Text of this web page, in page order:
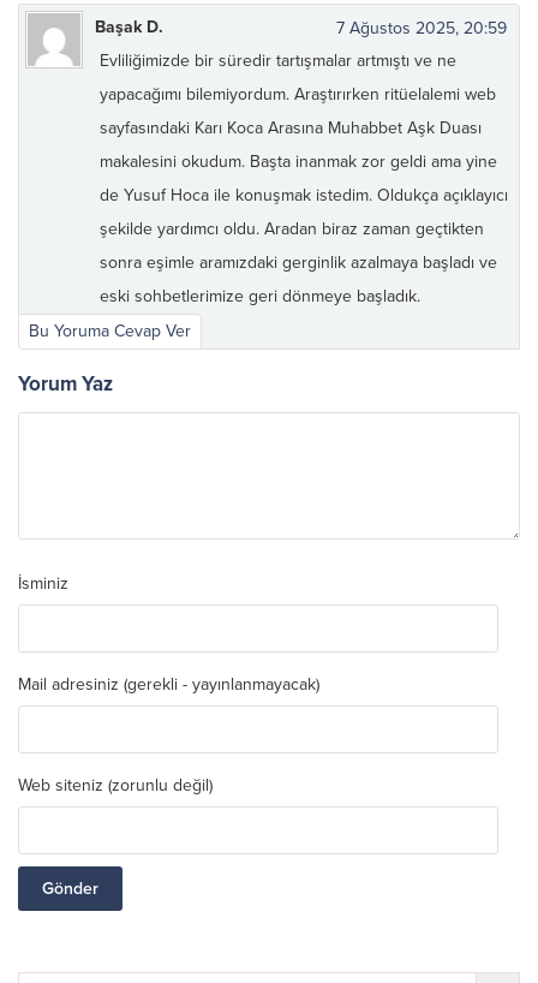
Başak D.
7 Ağustos 2025, 20:59
Evliliğimizde bir süredir tartışmalar artmıştı ve ne
yapacağımı bilemiyordum. Araştırırken ritüelalemi web
sayfasındaki Karı Koca Arasına Muhabbet Aşk Duası
makalesini okudum. Başta inanmak zor geldi ama yine
de Yusuf Hoca ile konuşmak istedim. Oldukça açıklayıcı
şekilde yardımcı oldu. Aradan biraz zaman geçtikten
sonra eşimle aramızdaki gerginlik azalmaya başladı ve
eski sohbetlerimize geri dönmeye başladık.
Bu Yoruma Cevap Ver
Yorum Yaz
İsminiz
Mail adresiniz (gerekli - yayınlanmayacak)
Web siteniz (zorunlu değil)